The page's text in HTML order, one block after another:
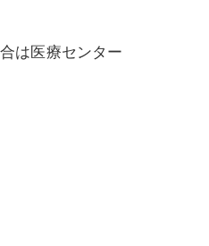
は医療センター